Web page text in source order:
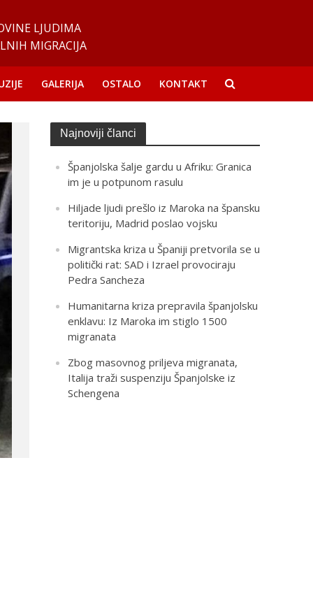
LJUDIMA
MIGRACIJA
GALERIJA OSTALO KONTAKT
Najnoviji članci
Španjolska šalje gardu u Afriku: Granica
im je u potpunom rasulu
Hiljade ljudi prešlo iz Maroka na špansku
teritoriju, Madrid poslao vojsku
Migrantska kriza u Španiji pretvorila se u
politički rat: SAD i Izrael provociraju
Pedra Sancheza
Humanitarna kriza prepravila španjolsku
enklavu: Iz Maroka im stiglo 1500
migranata
Zbog masovnog priljeva migranata,
Italija traži suspenziju Španjolske iz
Schengena